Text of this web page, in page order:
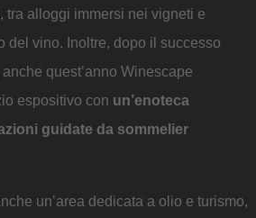
tra alloggi immersi nei vigneti e
del vino. Inoltre, dopo il successo
quest’anno Winescape
espositivo con un’enoteca
guidate da sommelier
un’area dedicata a olio e turismo,